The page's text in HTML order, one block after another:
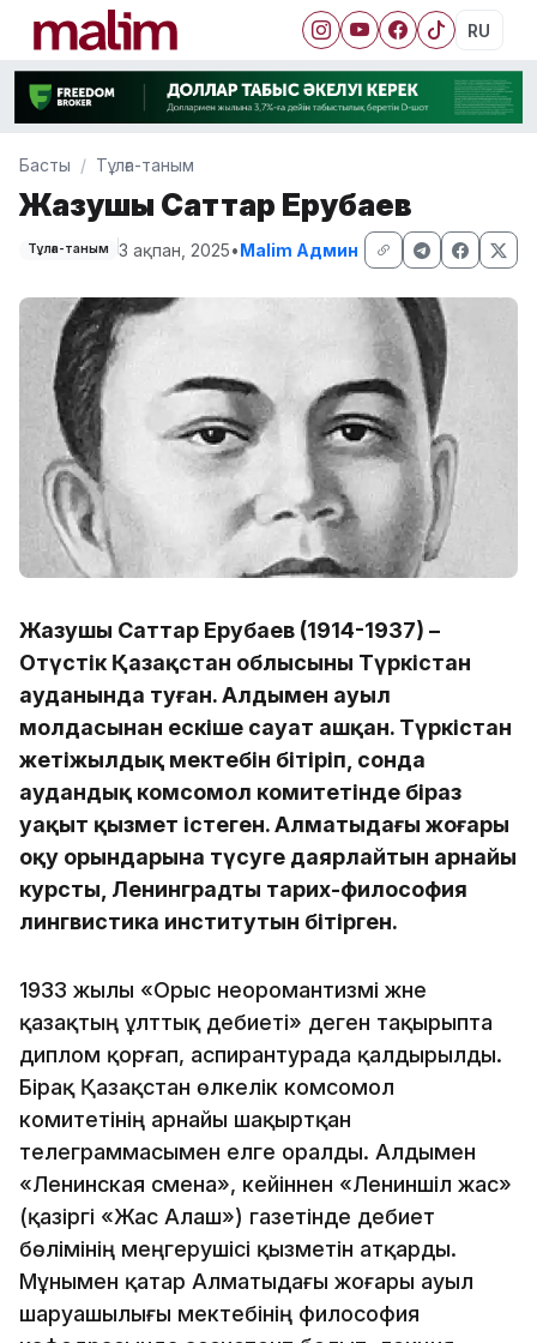
RU
Басты Тұлға-таным
Жазушы Саттар Ерубаев
Тұлға-таным 3 ақпан, 2025•Malim Админ
Жазушы Саттар Ерубаев (1914-1937) –
Оңтүстік Қазақстан облысының Түркістан
ауданында туған. Алдымен ауыл
молдасынан ескіше сауат ашқан. Түркістан
жетіжылдық мектебін бітіріп, сонда
аудандық комсомол комитетінде біраз
уақыт қызмет істеген. Алматыдағы жоғары
оқу орындарына түсуге даярлайтын арнайы
курсты, Ленинградтың тарих-философия
лингвистика институтын бітірген.
1933 жылы «Орыс неоромантизмі және
қазақтың ұлттық әдебиеті» деген тақырыпта
диплом қорғап, аспирантурада қалдырылды.
Бірақ Қазақстан өлкелік комсомол
комитетінің арнайы шақыртқан
телеграммасымен елге оралды. Алдымен
«Ленинская смена», кейіннен «Лениншіл жас»
(қазіргі «Жас Алаш») газетінде әдебиет
бөлімінің меңгерушісі қызметін атқарды.
Мұнымен қатар Алматыдағы жоғары ауыл
шаруашылығы мектебінің философия